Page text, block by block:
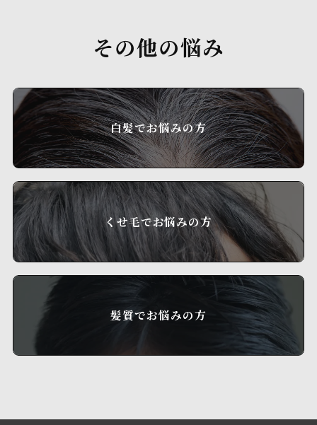
その他の悩み
白髪でお悩みの方
くせ毛でお悩みの方
髪質でお悩みの方